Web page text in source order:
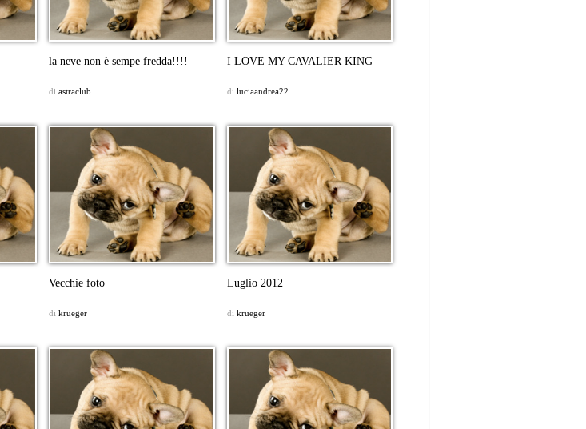
la neve non è sempe fredda!!!!
di astraclub
I LOVE MY CAVALIER KING
di luciaandrea22
Vecchie foto
di krueger
Luglio 2012
di krueger